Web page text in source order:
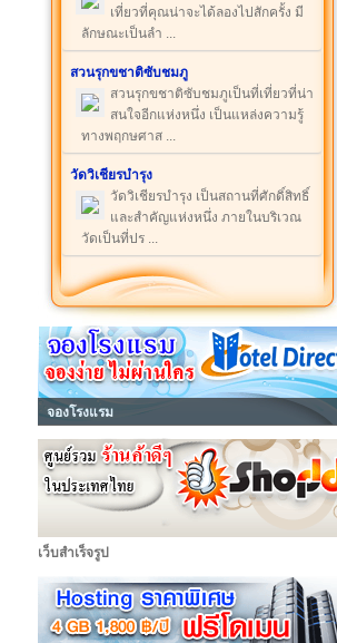
เที่ยวที่คุณน่าจะได้ลองไปสักครั้ง มี
ลักษณะเป็นลำ ...
สวนรุกขชาติซับชมภู
สวนรุกขชาติซับชมภูเป็นที่เที่ยวที่น่า
สนใจอีกแห่งหนึ่ง เป็นแหล่งความรู้
ทางพฤกษศาส ...
วัดวิเชียรบำรุง
วัดวิเชียรบำรุง เป็นสถานที่ศักดิ์สิทธิ์
และสำคัญแห่งหนึ่ง ภายในบริเวณ
วัดเป็นที่ปร ...
จองโรงแรม
เว็บสำเร็จรูป